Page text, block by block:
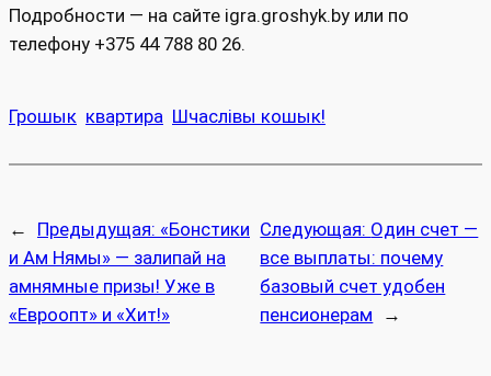
Подробности — на сайте igra.groshyk.by или по
телефону +375 44 788 80 26.
Грошык квартира Шчаслiвы кошык!
← Предыдущая: «Бонстики
и Ам Нямы» — залипай на
амнямные призы! Уже в
«Евроопт» и «Хит!»
Следующая: Один счет —
все выплаты: почему
базовый счет удобен
пенсионерам
→